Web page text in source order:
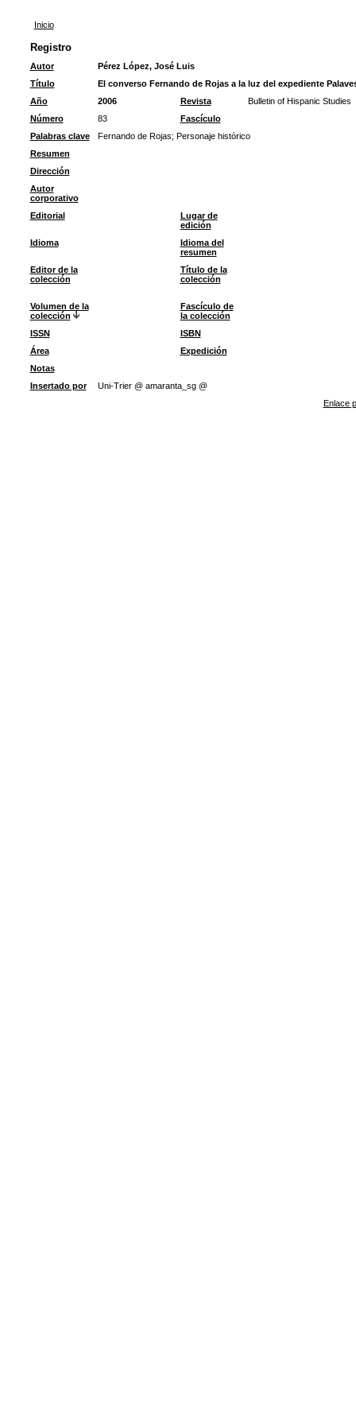
Inicio
Registro
Autor
Pérez López, José Luis
Título
El converso Fernando de Rojas a la luz del expediente
Año
2006 Revista
Bulletin of Hispanic Studies
Número
83
Fascículo
Palabras clave
Fernando de Rojas; Personaje histórico
Resumen
Dirección
Autor
corporativo
Editorial
Lugar de
edición
Idioma
Idioma del
resumen
Editor de la
colección
Título de la
colección
Volumen de la
colección
Fascículo de
la colección
ISSN
ISBN
Área
Expedición
Notas
Insertado por
Uni-Trier @ amaranta_sg @
Enlace